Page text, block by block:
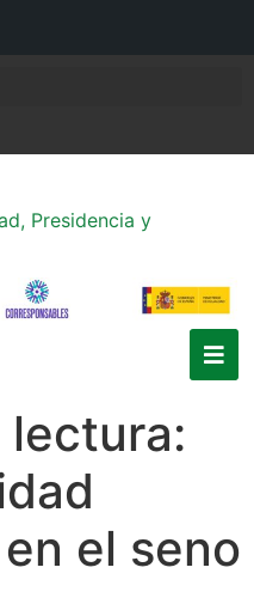
lectura:
el seno